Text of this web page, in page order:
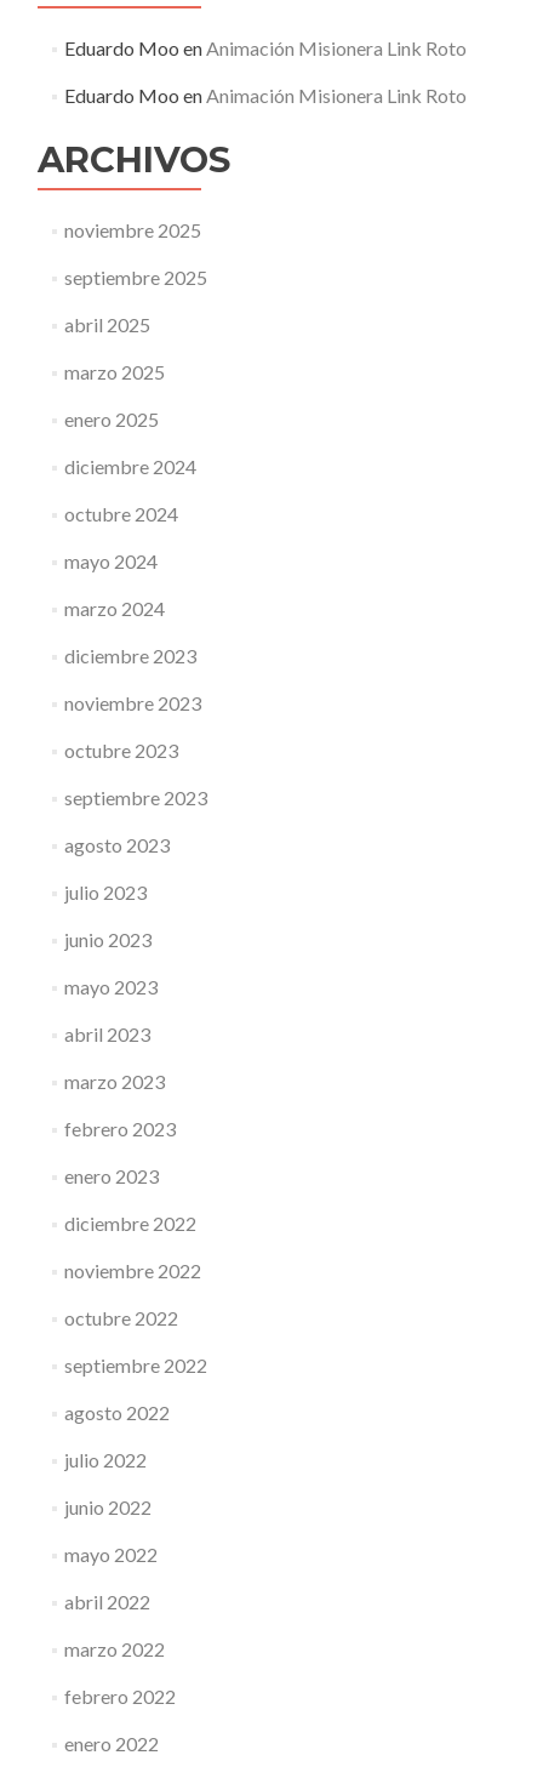
Eduardo Moo enAnimación Misionera Link Roto
Eduardo Moo enAnimación Misionera Link Roto
ARCHIVOS
noviembre 2025
septiembre 2025
abril 2025
marzo 2025
enero 2025
diciembre 2024
octubre 2024
mayo 2024
marzo 2024
diciembre 2023
noviembre 2023
octubre 2023
septiembre 2023
agosto 2023
julio 2023
junio 2023
mayo 2023
abril 2023
marzo 2023
febrero 2023
enero 2023
diciembre 2022
noviembre 2022
octubre 2022
septiembre 2022
agosto 2022
julio 2022
junio 2022
mayo 2022
abril 2022
marzo 2022
febrero 2022
enero 2022